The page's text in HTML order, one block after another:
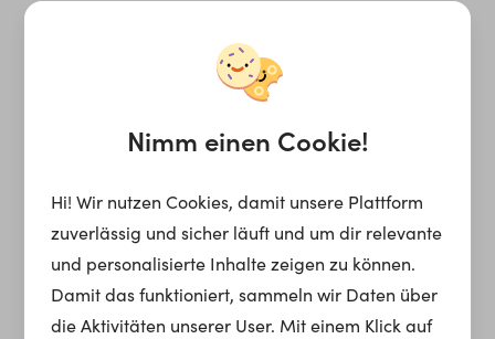
Nimm einen Cookie!
Hi! Wir nutzen Cookies, damit unsere Plattform
zuverlässig und sicher läuft und um dir relevante
und personalisierte Inhalte zeigen zu können.
Damit das funktioniert, sammeln wir Daten über
die Aktivitäten unserer User. Mit einem Klick auf